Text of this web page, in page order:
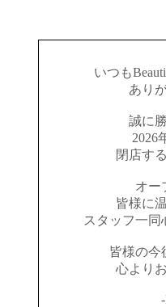
いつも
あり
誠に
2026
閉店す
オー
皆様に
スタッフ一
皆様の今
心より